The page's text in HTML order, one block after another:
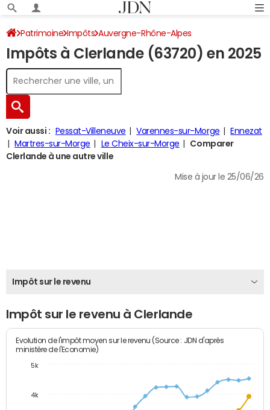
Patrimoine Impôts Auvergne-Rhône-Alpes
Puy-de-Dôme Clerlande Impôt sur le revenu
Impôts à Clerlande (63720) en 2025
Voir aussi : Pessat-Villeneuve Varennes-sur-Morge
Ennezat
Martres-sur-Morge
Le Cheix-sur-Morge
Comparer
Clerlande à une autre ville
Mise à jour le 25/06/26
Impôt sur le revenu
Impôt sur le revenu à Clerlande
Evolution de l'impôt moyen sur le revenu (Source : JDN d'après
ministère de l'Economie)
4k
5k